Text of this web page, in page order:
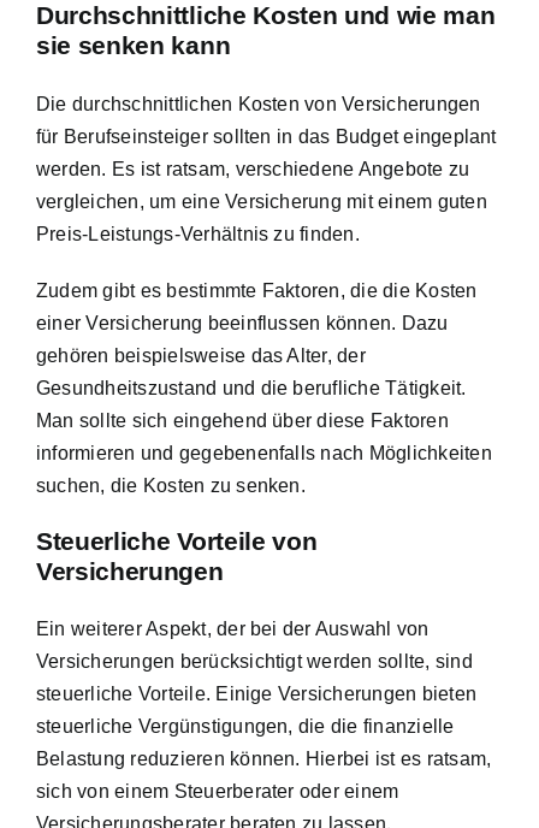
Durchschnittliche Kosten und wie man
sie senken kann
Die durchschnittlichen Kosten von Versicherungen
für Berufseinsteiger sollten in das Budget eingeplant
werden. Es ist ratsam, verschiedene Angebote zu
vergleichen, um eine Versicherung mit einem guten
Preis-Leistungs-Verhältnis zu finden.
Zudem gibt es bestimmte Faktoren, die die Kosten
einer Versicherung beeinflussen können. Dazu
gehören beispielsweise das Alter, der
Gesundheitszustand und die berufliche Tätigkeit.
Man sollte sich eingehend über diese Faktoren
informieren und gegebenenfalls nach Möglichkeiten
suchen, die Kosten zu senken.
Steuerliche Vorteile von
Versicherungen
Ein weiterer Aspekt, der bei der Auswahl von
Versicherungen berücksichtigt werden sollte, sind
steuerliche Vorteile. Einige Versicherungen bieten
steuerliche Vergünstigungen, die die finanzielle
Belastung reduzieren können. Hierbei ist es ratsam,
sich von einem Steuerberater oder einem